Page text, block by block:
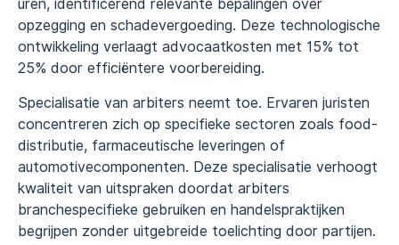
uren, identificerend relevante bepalingen over
opzegging en schadevergoeding. Deze technologische
ontwikkeling verlaagt advocaatkosten met 15% tot
25% door efficiëntere voorbereiding.
Specialisatie van arbiters neemt toe. Ervaren juristen
concentreren zich op specifieke sectoren zoals food-
distributie, farmaceutische leveringen of
automotivecomponenten. Deze specialisatie verhoogt
kwaliteit van uitspraken doordat arbiters
branchespecifieke gebruiken en handelspraktijken
begrijpen zonder uitgebreide toelichting door partijen.